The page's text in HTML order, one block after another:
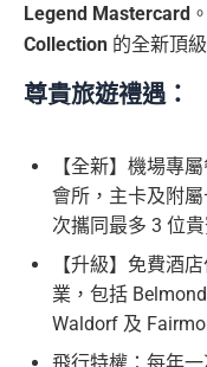
Legend Mastercard
Collection 的全新頂級
尊貴旅遊禮遇：
【全新】機場專
會所，主卡及附
次攜同最多 3 位
【升級】免費酒
業，包括
Waldorf 及
飛行特權：每年